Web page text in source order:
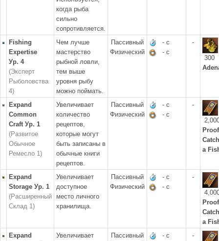
когда рыба
сильно
сопротивляется.
Fishing
Expertise
Ур. 4
(Эксперт
Рыболовства
4)
Чем лучше
мастерство
рыбной ловли,
тем выше
уровня рыбу
можно поймать.
Пассивный
Физический
- с
- с
-
300
Expand
Common
Craft Ур. 1
(Развитое
Обычное
Ремесло 1)
Увеличивает
количество
рецептов,
которые могут
быть записаны в
обычные книги
рецептов.
Пассивный
Физический
- с
- с
-
a
Expand
Storage Ур. 1
(Расширенный
Склад 1)
Увеличивает
доступное
место личного
хранилища.
Пассивный
Физический
- с
- с
-
a
Expand
Увеличивает
Пассивный
- с
-